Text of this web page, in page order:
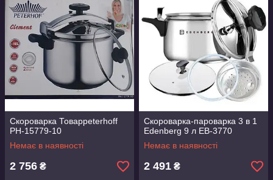
Скороварка Товарpeterhoff
PH-15779-10
Немає в наявності
2 756 ₴
Скороварка-пароварка 3 в 1
Edenberg 9 л EB-3770
Немає в наявності
2 491 ₴